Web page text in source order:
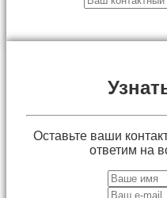
Оставьте ваши
ответим на